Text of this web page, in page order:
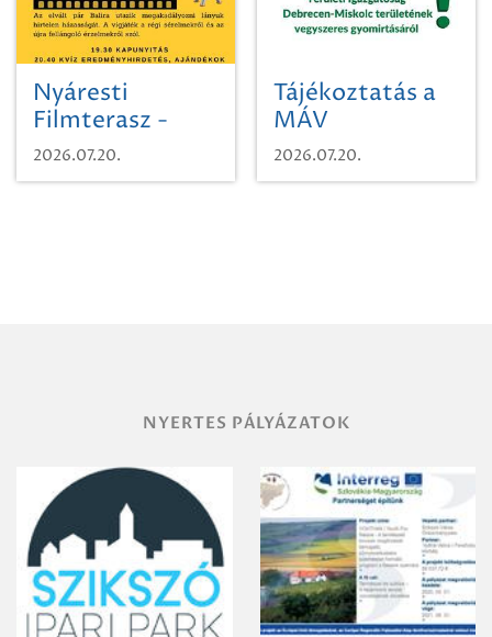
Nyáresti
Filmterasz -
Beugró a
Paradicsomba
2026.07.20.
Tájékoztatás a
MÁV
Pályaműködtetési
Zrt. Területi
2026.07.20.
NYERTES PÁLYÁZATOK